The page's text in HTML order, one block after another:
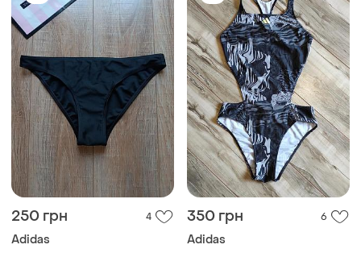
250 грн 4
Adidas
350 грн 6
Adidas